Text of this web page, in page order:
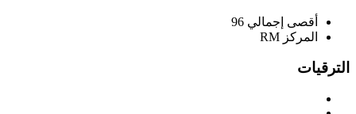
أقصى إجمالي
المركز
الترقيات